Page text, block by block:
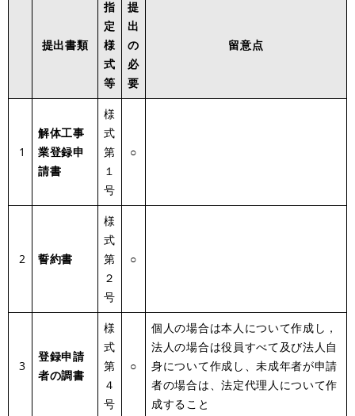
提出書類
指
定
様
式
等
提
出
の
必
要
留意点
1
解体工事
業登録申
請書
様
式
第
１
号
○
2 誓約書
様
式
第
２
号
○
3
登録申請
者の調書
様
式
第
４
号
○
個人の場合は本人について作成し，
法人の場合は役員すべて及び法人自
身について作成し、未成年者が申請
者の場合は、法定代理人について作
成すること